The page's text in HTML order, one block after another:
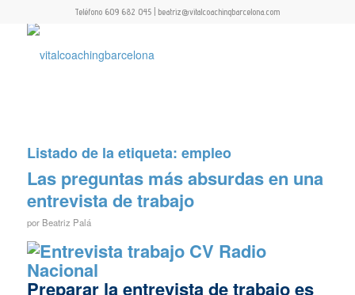
Teléfono 609 682 045 | beatriz@vitalcoachingbarcelona.com
Listado de la etiqueta: empleo
Las preguntas más absurdas en una
entrevista de trabajo
por Beatriz Palá
Preparar la entrevista de trabajo es